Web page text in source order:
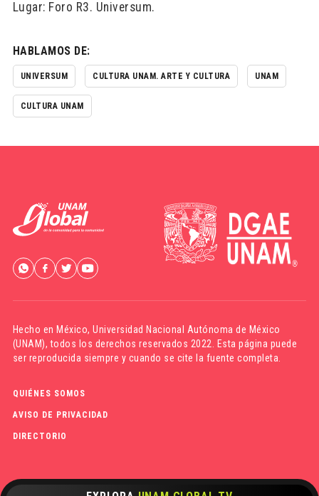
Lugar: Foro R3. Universum.
HABLAMOS DE:
UNIVERSUM CULTURA UNAM. ARTE Y CULTURA UNAM
CULTURA UNAM
Hecho en México,Universidad Nacional Autónoma de México
(UNAM), todos los derechos reservados 2022. Esta página puede
ser reproducida siempre y cuando se cite la fuente completa.
QUIÉNES SOMOS
AVISO DE PRIVACIDAD
DIRECTORIO